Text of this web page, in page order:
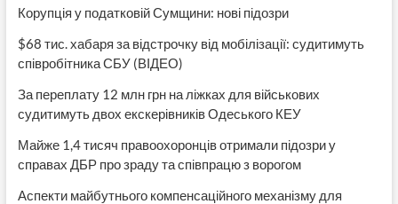
Корупція у податковій Сумщини: нові підозри
$68 тис. хабаря за відстрочку від мобілізації: судитимуть
співробітника СБУ (ВІДЕО)
За переплату 12 млн грн на ліжках для військових
судитимуть двох екскерівників Одеського КЕУ
Майже 1,4 тисяч правоохоронців отримали підозри у
справах ДБР про зраду та співпрацю з ворогом
Аспекти майбутнього компенсаційного механізму для